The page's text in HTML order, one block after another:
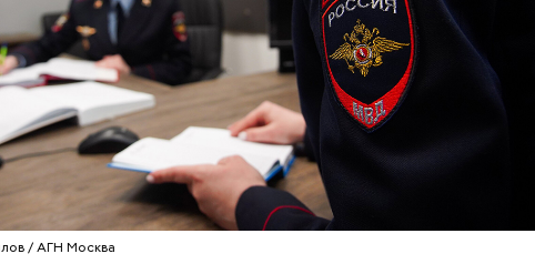
/ АГН Москва
много сахара, который представлен фруктозой.
— это хорошо, потому что дает энергию. Но важно
дынями не нужно сильно увлекаться, так же как и
с сахарным диабетом и лишним весом, —